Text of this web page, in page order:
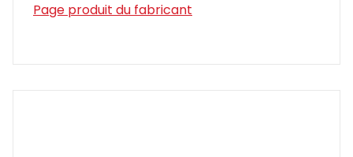
Page produit du fabricant